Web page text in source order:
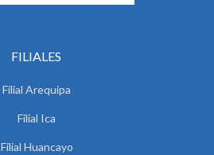
FILIALES
Filial Arequipa
Filial Ica
Filial Huancayo